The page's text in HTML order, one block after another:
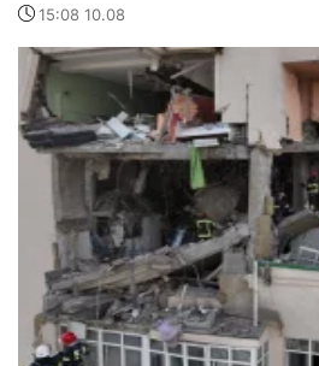
15:08 10.08